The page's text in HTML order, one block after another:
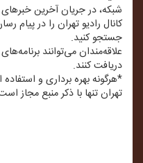
شبكه، در جریان آخرین خبرهای
جستجو كنید.
علاقه‌مندان می‌توانند
دریافت كنند.
*هرگونه بهره برداری و
تهران تنها با ذكر منبع مجاز